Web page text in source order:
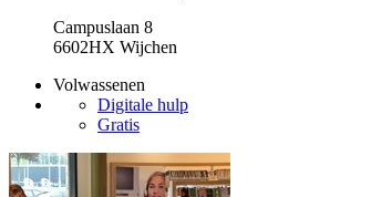
Campuslaan 8
6602HX Wijchen
Volwassenen
Digitale hulp
Gratis